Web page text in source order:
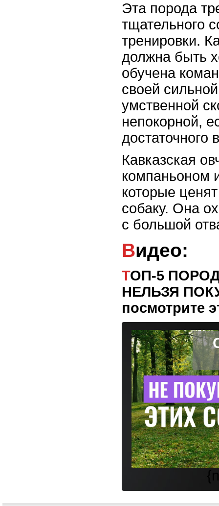
Эта порода
тщательного
тренировки.
должна быть
обучена
своей
умственной
непокорной,
достаточного
Кавказская
компаньоном
которые
собаку. Она
с большой
Видео:
ТОП-5 ПОРОД СОБАК, КОТОРЫЕ
НЕЛЬЗЯ
посмотрите